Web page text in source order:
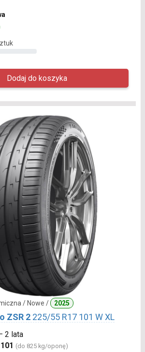
/ Nowe / 2025
ZSR 2 225/55 R17 101 W XL
2 lata
101 (do 825 kg/oponę)